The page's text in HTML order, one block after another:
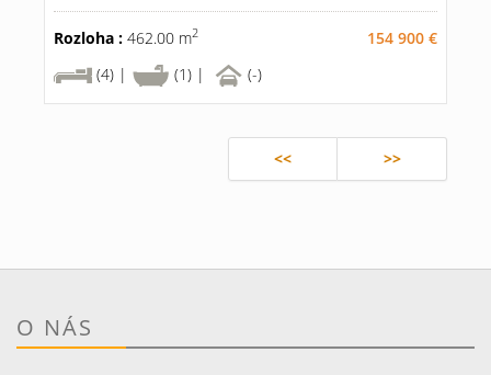
Rozloha : 462.00 m2
154 900 €
(4) |
(1) | (-)
<< >>
O NÁS